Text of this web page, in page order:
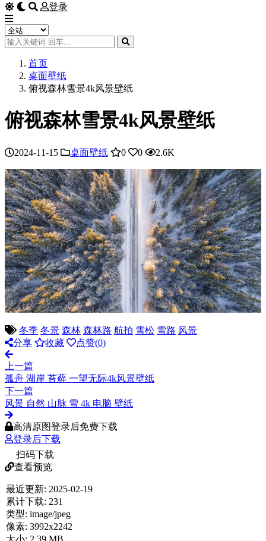
登录
首页
桌面壁纸
俯视森林雪景4k风景壁纸
俯视森林雪景4k风景壁纸
2024-11-15 桌面壁纸 0 0 2.6K
冬季 冬景 森林 森林路 航拍 雪松 雪路 风景
分享
收藏 点赞(0)
上一篇
孤舟 湖岸 苔藓 一望无际4k风景壁纸
下一篇
风景 自然 山脉 雪 4k 电脑 壁纸
高清原图登录后免费下载
登录后下载
扫码下载
查看预览
最近更新: 2025-02-19
累计下载: 231
类型: image/jpeg
像素: 3992x2242
大小: 2.39 MB